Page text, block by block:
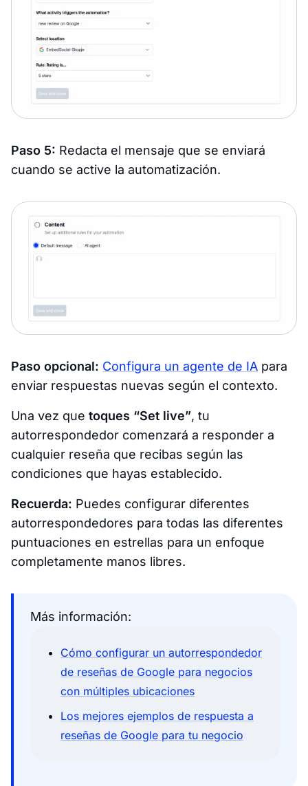
Paso 5: Redacta el mensaje que se enviará
cuando se active la automatización.
Paso opcional: Configura un agente de IA para
enviar respuestas nuevas según el contexto.
Una vez que toques “Set live”, tu
autorrespondedor comenzará a responder a
cualquier reseña que recibas según las
condiciones que hayas establecido.
Recuerda: Puedes configurar diferentes
autorrespondedores para todas las diferentes
puntuaciones en estrellas para un enfoque
completamente manos libres.
Más información:
Cómo configurar un autorrespondedor
de reseñas de Google para negocios
con múltiples ubicaciones
Los mejores ejemplos de respuesta a
reseñas de Google para tu negocio